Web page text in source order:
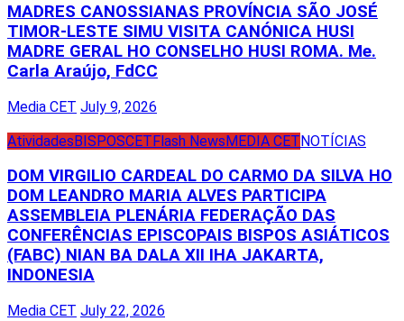
MADRES CANOSSIANAS PROVÍNCIA SÃO JOSÉ
TIMOR-LESTE SIMU VISITA CANÓNICA HUSI
MADRE GERAL HO CONSELHO HUSI ROMA. Me.
Carla Araújo, FdCC
Media CET July 9, 2026
AtividadesBISPOSCETFlash NewsMEDIA CETNOTÍCIAS
DOM VIRGILIO CARDEAL DO CARMO DA SILVA HO
DOM LEANDRO MARIA ALVES PARTICIPA
ASSEMBLEIA PLENÁRIA FEDERAÇÃO DAS
CONFERÊNCIAS EPISCOPAIS BISPOS ASIÁTICOS
(FABC) NIAN BA DALA XII IHA JAKARTA,
INDONESIA
Media CET July 22, 2026